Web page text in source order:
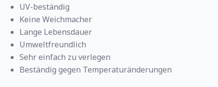
UV-beständig
Keine Weichmacher
Lange Lebensdauer
Umweltfreundlich
Sehr einfach zu verlegen
Beständig gegen Temperaturänderungen